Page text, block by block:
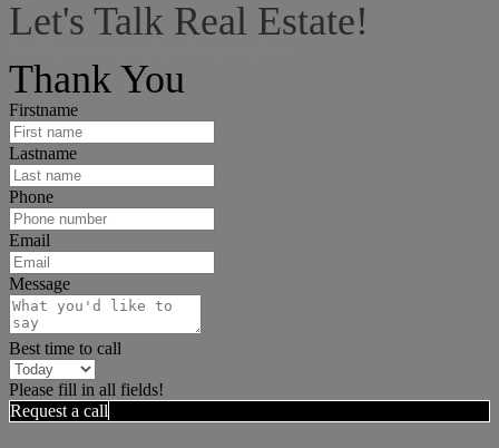
Let's Talk Real Estate!
Thank You
Firstname
Lastname
Phone
Email
Message
Best time to call
Please fill in all fields!
Request a call